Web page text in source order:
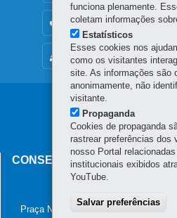
MAPA DO SITE
OUVIDORIA
Navegação
principal
CONSELHO ESTADUAL DE
SEGURANÇA DA
Palácio
Praça Nossa Senhora de Salette, s/n
funciona plenamente.
coletam informações
Estatísticos
Esses cookies nos
como os visitantes
site. As informações são
anonimamente, não
visitante.
Propaganda
Cookies de propaganda
rastrear preferências dos
nosso Portal
institucionais exibidos
YouTube.
Salvar preferências